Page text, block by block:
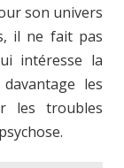
son univers
il ne fait pas
intéresse la
les
les troubles